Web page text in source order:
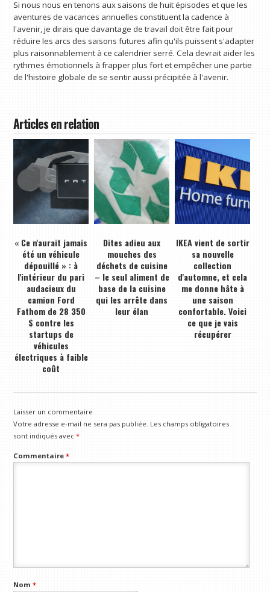
Si nous nous en tenons aux saisons de huit épisodes et que les
aventures de vacances annuelles constituent la cadence à
l'avenir, je dirais que davantage de travail doit être fait pour
réduire les arcs des saisons futures afin qu'ils puissent s'adapter
plus raisonnablement à ce calendrier serré. Cela devrait aider les
rythmes émotionnels à frapper plus fort et empêcher une partie
de l'histoire globale de se sentir aussi précipitée à l'avenir.
Articles en relation
« Ce n'aurait jamais
été un véhicule
dépouillé » : à
l'intérieur du pari
audacieux du
camion Ford
Fathom de 28 350
$ contre les
startups de
véhicules
électriques à faible
coût
Dites adieu aux
mouches des
déchets de cuisine
– le seul aliment de
base de la cuisine
qui les arrête dans
leur élan
IKEA vient de sortir
sa nouvelle
collection
d'automne, et cela
me donne hâte à
une saison
confortable. Voici
ce que je vais
récupérer
Laisser un commentaire
Votre adresse e-mail ne sera pas publiée. Les champs obligatoires
sont indiqués avec*
Commentaire*
Nom*